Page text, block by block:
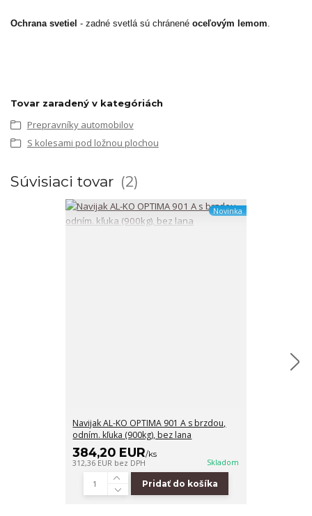
Ochrana svetiel - zadné svetlá sú chránené oceľovým lemom
Tovar zaradený v kategóriách
Prepravníky automobilov
S kolesami pod ložnou plochou
Súvisiaci tovar 2
Novinka
Navijak AL-KO OPTIMA 901 A s brzdou,
odním. kľuka (900kg), bez lana
384,20 EUR/ks
312,36 EUR bez DPH Skladom
Pridať do košíka